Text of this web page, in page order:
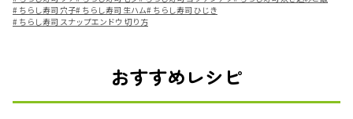
# ちらし寿司 穴子# ちらし寿司 生ハム# ちらし寿司 ひじき
# ちらし寿司 スナップエンドウ 切り方
おすすめレシピ